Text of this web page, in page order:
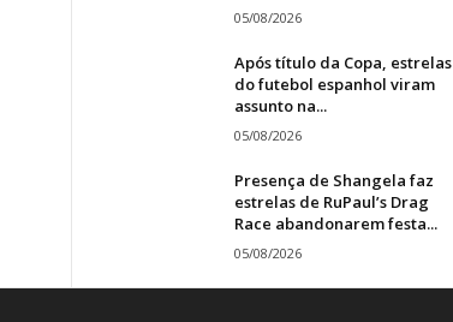
05/08/2026
Após título da Copa, estrelas
do futebol espanhol viram
assunto na...
05/08/2026
Presença de Shangela faz
estrelas de RuPaul’s Drag
Race abandonarem festa...
05/08/2026